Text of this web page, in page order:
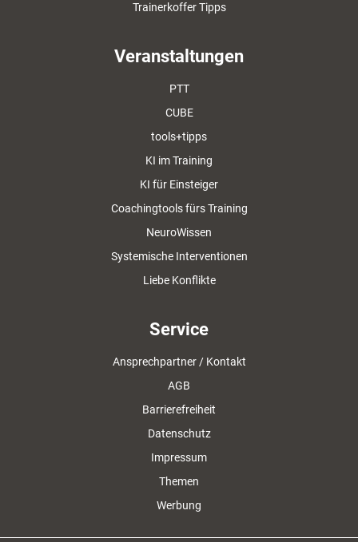
Trainerkoffer Tipps
Veranstaltungen
PTT
CUBE
tools+tipps
KI im Training
KI für Einsteiger
Coachingtools fürs Training
NeuroWissen
Systemische Interventionen
Liebe Konflikte
Service
Ansprechpartner / Kontakt
AGB
Barrierefreiheit
Datenschutz
Impressum
Themen
Werbung